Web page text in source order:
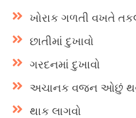
ખોરાક ગળતી વખતે
છાતીમાં દુખાવો
ગરદનમાં દુખાવો
અચાનક વજન ઓછું
થાક લાગવો